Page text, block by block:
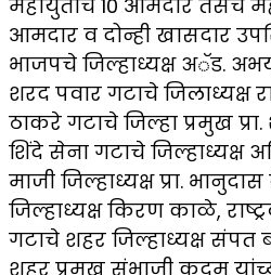
महायुतीचे 10 आमदार तसेच
आमदार व दोन्ही खासदार
भाजपचे जिल्हाध्यक्ष अॅड.
शरद पवार गटाचे जिलाध्यक्ष
ठाकरे गटाचे जिल्हा प्रमुख
शिंदे सेना गटाचे
माजी जिल्हाध्यक्ष प्रा.
जिल्हाध्यक्ष किरण काळे,
गटाचे शहर जिल्हाध्यक्ष
शहर प्रमुख संभाजी कदम